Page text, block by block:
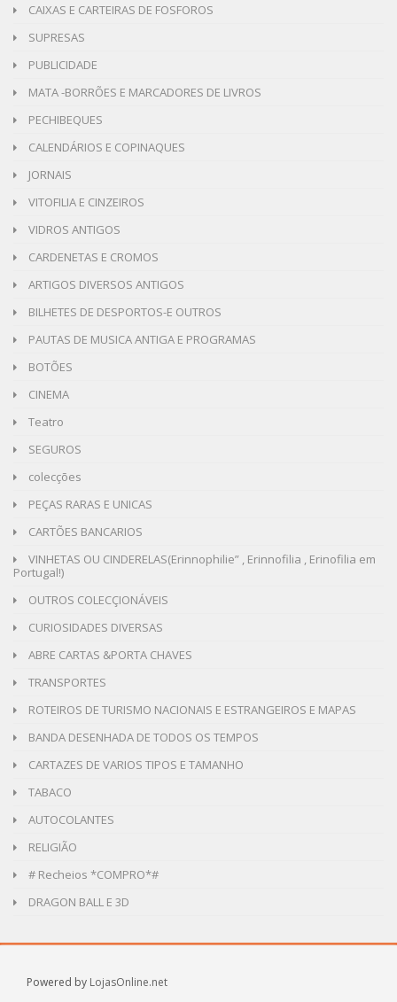
CAIXAS E CARTEIRAS DE FOSFOROS
SUPRESAS
PUBLICIDADE
MATA -BORRÕES E MARCADORES DE LIVROS
PECHIBEQUES
CALENDÁRIOS E COPINAQUES
JORNAIS
VITOFILIA E CINZEIROS
VIDROS ANTIGOS
CARDENETAS E CROMOS
ARTIGOS DIVERSOS ANTIGOS
BILHETES DE DESPORTOS-E OUTROS
PAUTAS DE MUSICA ANTIGA E PROGRAMAS
BOTÕES
CINEMA
Teatro
SEGUROS
colecções
PEÇAS RARAS E UNICAS
CARTÕES BANCARIOS
VINHETAS OU CINDERELAS(Erinnophilie” , Erinnofilia , Erinofilia em
Portugal!)
OUTROS COLECÇIONÁVEIS
CURIOSIDADES DIVERSAS
ABRE CARTAS &PORTA CHAVES
TRANSPORTES
ROTEIROS DE TURISMO NACIONAIS E ESTRANGEIROS E MAPAS
BANDA DESENHADA DE TODOS OS TEMPOS
CARTAZES DE VARIOS TIPOS E TAMANHO
TABACO
AUTOCOLANTES
RELIGIÃO
# Recheios *COMPRO*#
DRAGON BALL E 3D
Powered by LojasOnline.net